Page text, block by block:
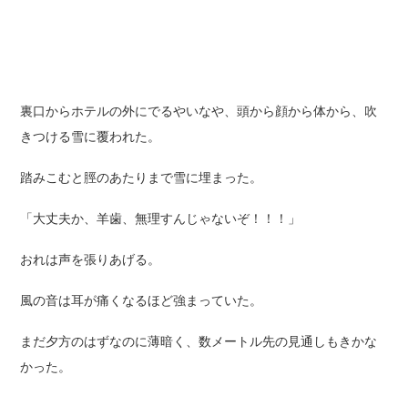
裏口からホテルの外にでるやいなや、頭から顔から体から、吹
きつける雪に覆われた。
踏みこむと脛のあたりまで雪に埋まった。
「大丈夫か、羊歯、無理すんじゃないぞ！！！」
おれは声を張りあげる。
風の音は耳が痛くなるほど強まっていた。
まだ夕方のはずなのに薄暗く、数メートル先の見通しもきかな
かった。